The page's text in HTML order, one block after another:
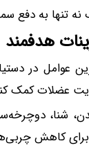
نه تنها به دفع
عوامل در
عضلات کمک کند.
شنا،
برای کاهش